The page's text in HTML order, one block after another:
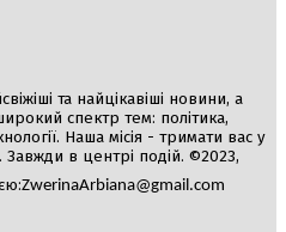
та найцікавіші новини, а
спектр тем: політика,
Наша місія - тримати вас у
Завжди в центрі подій. ©2023,
ZwerinaArbiana@gmail.com